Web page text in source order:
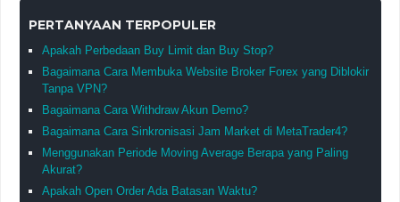
PERTANYAAN TERPOPULER
Apakah Perbedaan Buy Limit dan Buy Stop?
Bagaimana Cara Membuka Website Broker Forex yang Diblokir
Tanpa VPN?
Bagaimana Cara Withdraw Akun Demo?
Bagaimana Cara Sinkronisasi Jam Market di MetaTrader4?
Menggunakan Periode Moving Average Berapa yang Paling
Akurat?
Apakah Open Order Ada Batasan Waktu?